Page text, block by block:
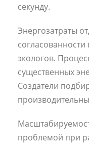
секунду.
Энергозатраты
экологов.
существенных
Создатели
проблемой при